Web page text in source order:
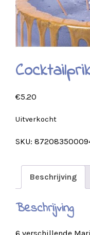
€5.20
Uitverkocht
SKU:
Beschrijving
Beschrijving